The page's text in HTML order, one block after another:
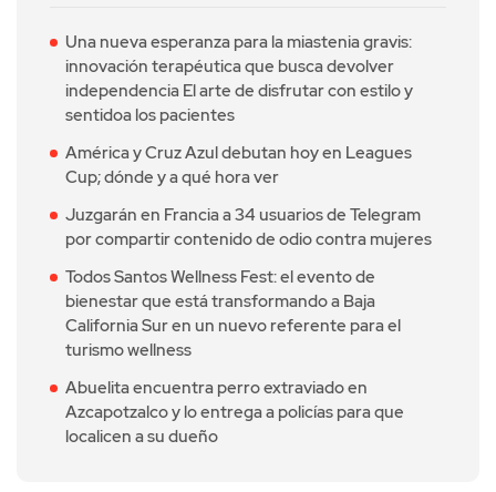
Una nueva esperanza para la miastenia gravis:
innovación terapéutica que busca devolver
independencia El arte de disfrutar con estilo y
sentidoa los pacientes
América y Cruz Azul debutan hoy en Leagues
Cup; dónde y a qué hora ver
Juzgarán en Francia a 34 usuarios de Telegram
por compartir contenido de odio contra mujeres
Todos Santos Wellness Fest: el evento de
bienestar que está transformando a Baja
California Sur en un nuevo referente para el
turismo wellness
Abuelita encuentra perro extraviado en
Azcapotzalco y lo entrega a policías para que
localicen a su dueño